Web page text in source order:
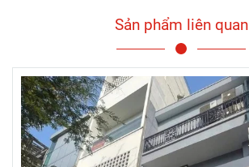
Sản phẩm liên quan